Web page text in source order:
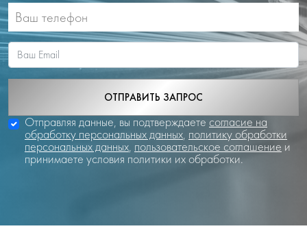
ОТПРАВИТЬ ЗАПРОС
Отправляя данные, вы подтверждаете согласие на
обработку персональных данных, политику обработки
персональных данных, пользовательское соглашение и
принимаете условия политики их обработки.